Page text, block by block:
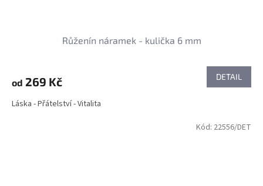
Růženín náramek - kulička 6 mm
od 269 Kč DETAIL
Láska - Přátelství - Vitalita
Kód: 22556/DET